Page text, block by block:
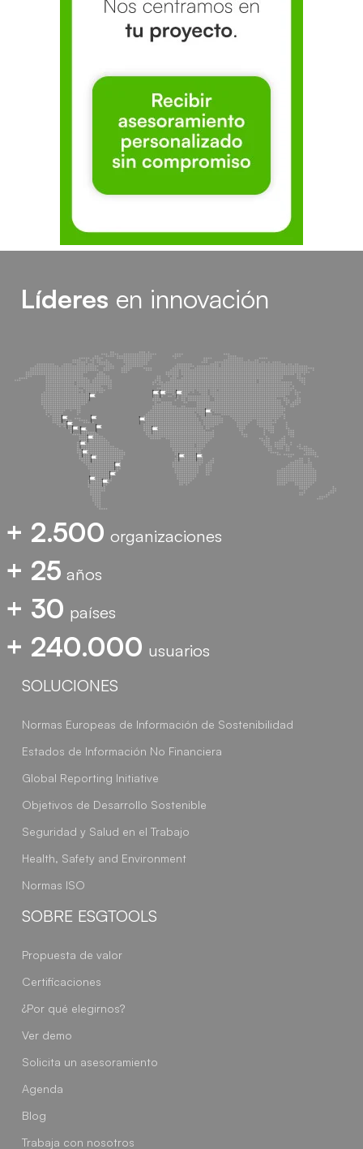
Líderes en innovación
+ 2.500 organizaciones
+ 25 años
+ 30 países
+ 240.000 usuarios
SOLUCIONES
Normas Europeas de Información de Sostenibilidad
Estados de Información No Financiera
Global Reporting Initiative
Objetivos de Desarrollo Sostenible
Seguridad y Salud en el Trabajo
Health, Safety and Environment
Normas ISO
SOBRE ESGTOOLS
Propuesta de valor
Certificaciones
¿Por qué elegirnos?
Ver demo
Solicita un asesoramiento
Agenda
Blog
Trabaja con nosotros